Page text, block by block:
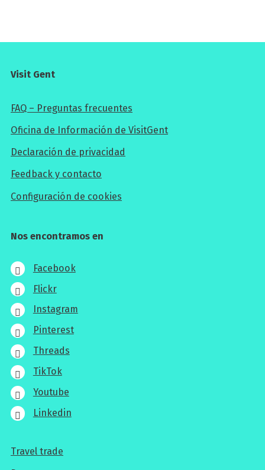
Visit Gent
FAQ – Preguntas frecuentes
Oficina de Información de VisitGent
Declaración de privacidad
Feedback y contacto
Configuración de cookies
Nos encontramos en
Facebook
Flickr
Instagram
Pinterest
Threads
TikTok
Youtube
Linkedin
Para
Travel trade